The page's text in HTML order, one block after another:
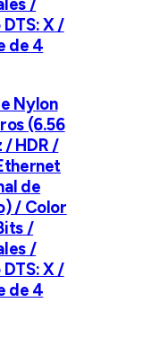
X /
de 4
Nylon
(6.56
/ HDR /
de
/ Color
/
/
X /
de 4